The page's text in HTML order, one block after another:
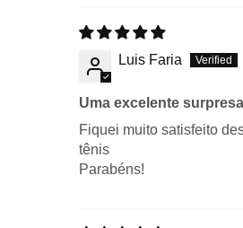
Luis Faria
Uma excelente surpresa
Fiquei muito satisfeito
tênis
Parabéns!